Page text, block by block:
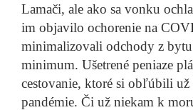
Lamači, ale ako sa vonku
im objavilo ochorenie na
minimalizovali odchody z
minimum. Ušetrené peniaze
cestovanie, ktoré si obľúbili
pandémie. Či už niekam k